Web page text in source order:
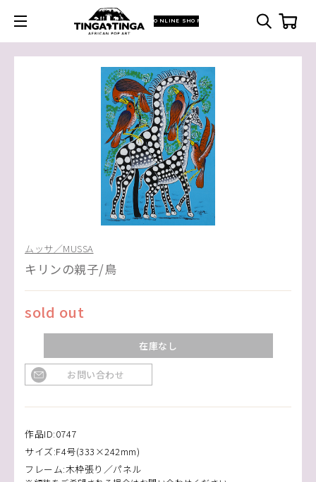
ONLINE SHOP
ムッサ／MUSSA
キリンの親子/鳥
sold out
在庫なし
お問い合わせ
作品ID:0747
サイズ:F4号(333×242mm)
フレーム:木枠張り／パネル